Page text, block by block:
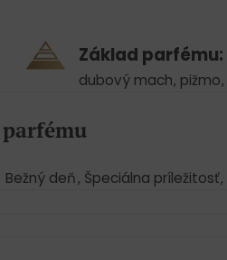
Základ parfému:
dubový mach, pižmo,
Bežný deň, Špeciálna príležitosť,